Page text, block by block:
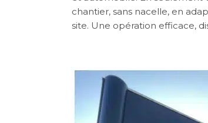
chantier, sans nacelle, en
site. Une opération efficace,